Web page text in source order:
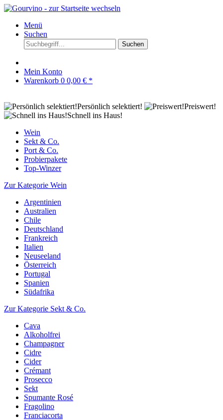
Menü
Suchen
Suchen
Mein Konto
Warenkorb 0 0,00 € *
Persönlich selektiert!
Preiswert!
Schnell ins Haus!
Wein
Sekt & Co.
Port & Co.
Probierpakete
Top-Winzer
Zur Kategorie Wein
Argentinien
Australien
Chile
Deutschland
Frankreich
Italien
Neuseeland
Österreich
Portugal
Spanien
Südafrika
Zur Kategorie Sekt & Co.
Cava
Alkoholfrei
Champagner
Cidre
Cider
Crémant
Prosecco
Sekt
Spumante Rosé
Fragolino
Franciacorta